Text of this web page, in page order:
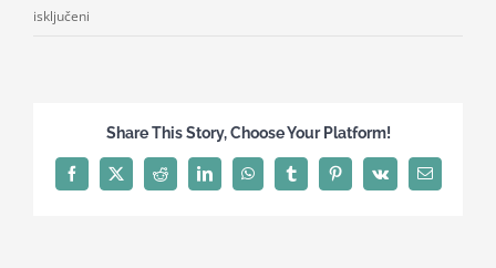
isključeni
odbojkaški
Share This Story, Choose Your Platform!
Facebook
X Reddit LinkedInWhatsAppTumblrPinterest
Vk Email